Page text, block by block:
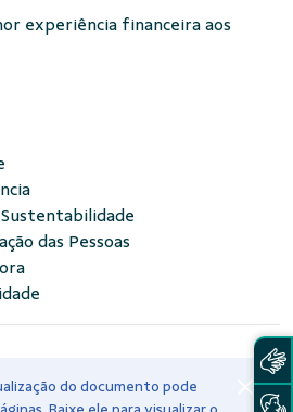
experiência financeira aos
das Pessoas
do documento pode